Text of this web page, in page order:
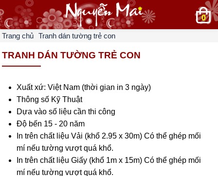
0
Trang chủ Tranh dán tường trẻ con
TRANH DÁN TƯỜNG TRẺ CON
Xuất xứ: Việt Nam (thời gian in 3 ngày)
Thông số Kỹ Thuật
Dựa vào số liệu cần thi công
Độ bến 15 - 20 năm
In trên chất liệu Vải (khổ 2.95 x 30m) Có thể ghép mối
mí nếu tường vượt quá khổ.
In trên chất liệu Giấy (khổ 1m x 15m) Có thể ghép mối
mí nếu tường vượt quá khổ.